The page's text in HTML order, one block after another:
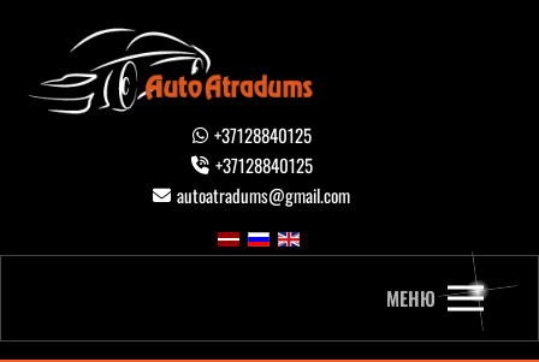
+37128840125
+37128840125
autoatradums@gmail.com
МЕНЮ